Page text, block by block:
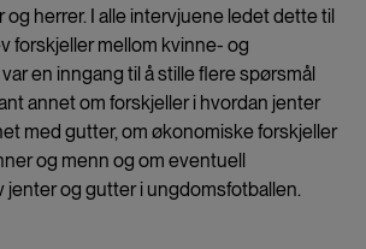
og herrer. I alle intervjuene ledet dette til
forskjeller mellom kvinne- og
en inngang til å stille flere spørsmål
annet om forskjeller i hvordan jenter
med gutter, om økonomiske forskjeller
og menn og om eventuell
jenter og gutter i ungdomsfotballen.